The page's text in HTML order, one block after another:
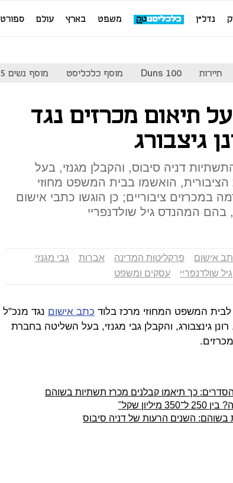
נדל"ן משפט בארץ עולם ספורט
תיירות Duns 100 מוסף כלכליסט מוסף נשים 2025
תיאום מכרזים נגד
גיצבורג
דניה סיבוס, והקבלן מגנזי, בעל
הואשמו בבית המשפט מחוזי
במכרזים ציבוריים; כן הוגשו כתבי אישום
אישום פרקליטות המדינה אברות
גבי מגנזי
גיל שולדנפריי עסקים ומשפט
המשפט המחוזי מרכז בלוד כתב אישום נגד מנכ"ל
גינצבורג, והקבלן גבי מגנזי, בעל השליטה בחברת
כך תיאמו קבלנים מכרז תשתיות בשוהם
שקל"
בשוהם: השנים הרעות של דניה סיבוס